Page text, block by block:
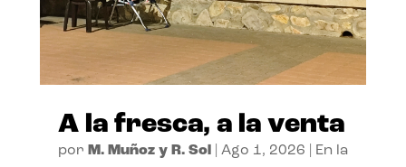
A la fresca, a la venta
por M. Muñoz y R. Sol| Ago 1, 2026
En la